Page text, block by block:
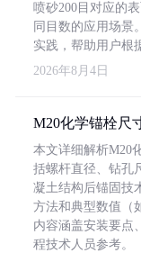
喷砂200目对应的
同目数的应用场景
实践，帮助用户根
2026年8月4日
M20化学锚栓尺
本文详细解析M20
括螺杆直径、钻孔
凝土结构后锚固技
方法和典型数值（
内容涵盖安装要点
程技术人员参考。